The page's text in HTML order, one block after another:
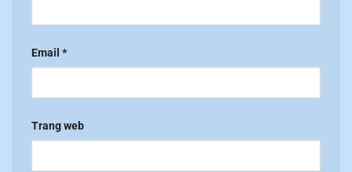
Email *
Trang web